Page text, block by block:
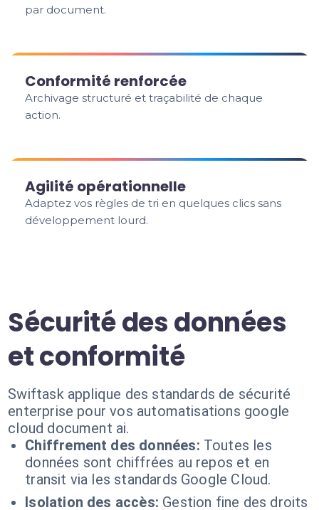
par document.
Conformité renforcée
Archivage structuré et traçabilité de chaque
action.
Agilité opérationnelle
Adaptez vos règles de tri en quelques clics sans
développement lourd.
Sécurité des données
et conformité
Swiftask applique des standards de sécurité
enterprise pour vos automatisations google
cloud document ai.
Chiffrement des données: Toutes les
données sont chiffrées au repos et en
transit via les standards Google Cloud.
Isolation des accès: Gestion fine des droits